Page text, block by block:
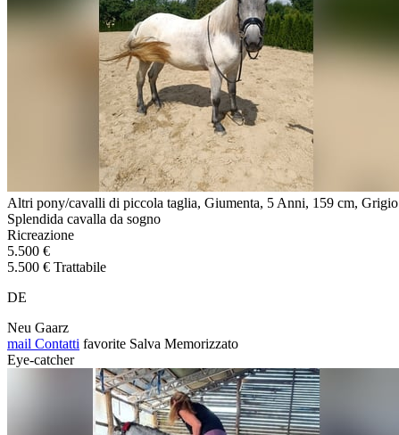
Altri pony/cavalli di piccola taglia, Giumenta, 5 Anni, 159 cm, Grigio
Splendida cavalla da sogno
Ricreazione
5.500 €
5.500 € Trattabile
DE
Neu Gaarz
mail Contatti favorite Salva Memorizzato
Eye-catcher